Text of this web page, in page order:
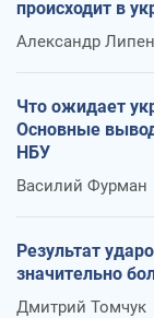
происходит в
Александр
Что ожидает
Основные
НБУ
Василий Фурман
Результат
значительно
Дмитрий Томчук